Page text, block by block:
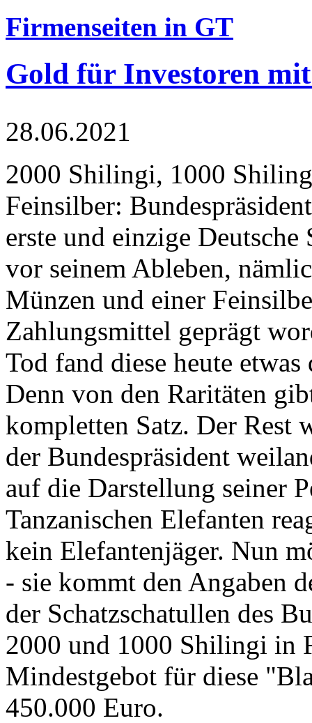
Firmenseiten in GT
Gold für Investoren
28.06.2021
2000 Shilingi, 1000
Feinsilber:
erste und einzige Deutsche
vor seinem Ableben,
Münzen und einer
Zahlungsmittel geprägt
Tod fand diese heute
Denn von den Raritäten
kompletten Satz. Der Rest
der Bundespräsident
auf die Darstellung seiner
Tanzanischen Elefanten
kein Elefantenjäger. Nun
- sie kommt den Angaben
der Schatzschatullen des
2000 und 1000 Shilingi in
Mindestgebot für diese
450.000 Euro.